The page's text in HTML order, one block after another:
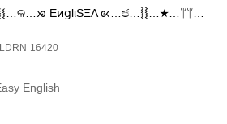
ΕͷցlιЅΞΛ ᘡ…ඦ…⦚⦚…★…ᛘᛘ…
16420
English